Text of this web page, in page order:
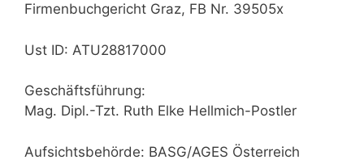
Firmenbuchgericht Graz, FB Nr. 39505x
Ust ID: ATU28817000
Geschäftsführung:
Mag. Dipl.-Tzt. Ruth Elke Hellmich-Postler
Aufsichtsbehörde: BASG/AGES Österreich